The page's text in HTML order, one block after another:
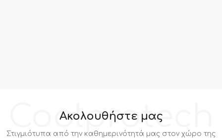
Coolprotech
Ακολουθήστε μας
Στιγμιότυπα από την καθημερινότητά μας στον χώρο της